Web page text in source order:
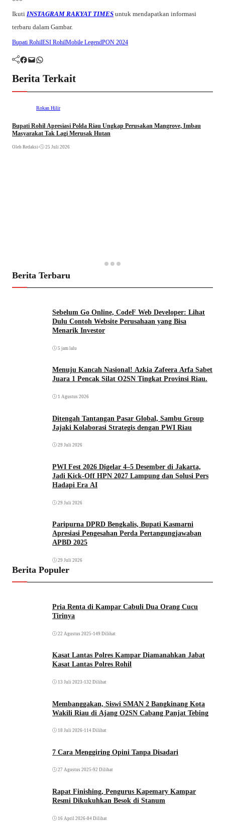
Ikuti INSTAGRAM RAKYAT TIMES untuk mendapatkan informasi
terbaru dalam Gambar.
Bupati RohilESI RohilMobile LegendPON 2024
Facebook Mail WhatsApp
Berita Terkait
Rokan Hilir
Bupati Rohil Apresiasi Polda Riau Ungkap Perusakan Mangrove, Imbau
Masyarakat Tak Lagi Merusak Hutan
Oleh Redaksi • 25 Juli 2026
Berita Terbaru
Sebelum Go Online, CodeF Web Developer: Lihat
Dulu Contoh Website Perusahaan yang Bisa
Menarik Investor
5 jam lalu
Menuju Kancah Nasional! Azkia Zafeera Arfa Sabet
Juara 1 Pencak Silat O2SN Tingkat Provinsi Riau.
1 Agustus 2026
Ditengah Tantangan Pasar Global, Sambu Group
Jajaki Kolaborasi Strategis dengan PWI Riau
29 Juli 2026
PWI Fest 2026 Digelar 4–5 Desember di Jakarta,
Jadi Kick-Off HPN 2027 Lampung dan Solusi Pers
Hadapi Era AI
29 Juli 2026
Paripurna DPRD Bengkalis, Bupati Kasmarni
Apresiasi Pengesahan Perda Pertangungjawaban
APBD 2025
29 Juli 2026
Berita Populer
Pria Renta di Kampar Cabuli Dua Orang Cucu
Tirinya
22 Agustus 2025 •149 Dilihat
Kasat Lantas Polres Kampar Diamanahkan Jabat
Kasat Lantas Polres Rohil
13 Juli 2023 •132 Dilihat
Membanggakan, Siswi SMAN 2 Bangkinang Kota
Wakili Riau di Ajang O2SN Cabang Panjat Tebing
18 Juli 2026•114 Dilihat
7 Cara Menggiring Opini Tanpa Disadari
27 Agustus 2025 •92 Dilihat
Rapat Finishing, Pengurus Kapemary Kampar
Resmi Dikukuhkan Besok di Stanum
16 April 2026•84 Dilihat